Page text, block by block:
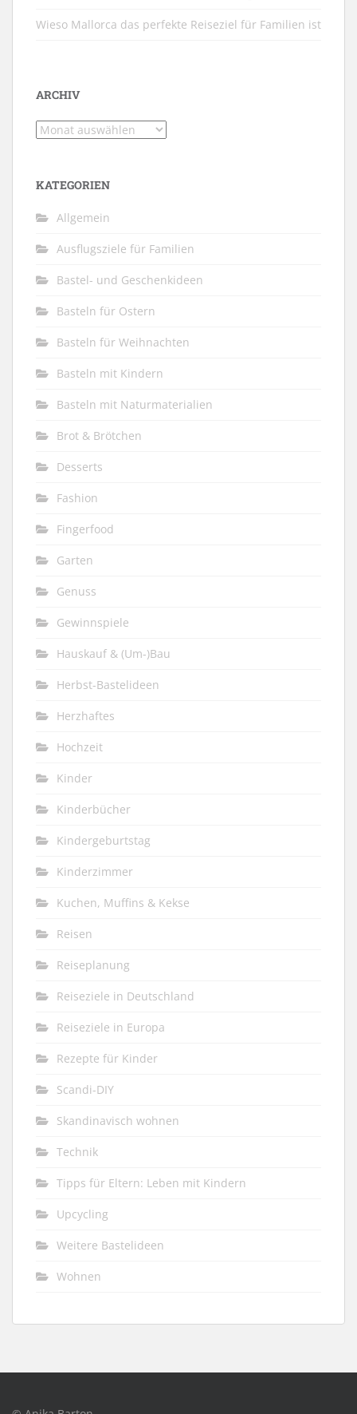
Wieso Mallorca das perfekte Reiseziel für Familien ist
ARCHIV
Archiv
KATEGORIEN
Allgemein
Ausflugsziele für Familien
Bastel- und Geschenkideen
Basteln für Ostern
Basteln für Weihnachten
Basteln mit Kindern
Basteln mit Naturmaterialien
Brot & Brötchen
Desserts
Fashion
Fingerfood
Garten
Genuss
Gewinnspiele
Hauskauf & (Um-)Bau
Herbst-Bastelideen
Herzhaftes
Hochzeit
Kinder
Kinderbücher
Kindergeburtstag
Kinderzimmer
Kuchen, Muffins & Kekse
Reisen
Reiseplanung
Reiseziele in Deutschland
Reiseziele in Europa
Rezepte für Kinder
Scandi-DIY
Skandinavisch wohnen
Technik
Tipps für Eltern: Leben mit Kindern
Upcycling
Weitere Bastelideen
Wohnen